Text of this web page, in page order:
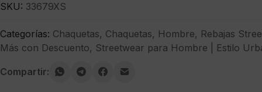
SKU: 33679XS
Categorías: Chaquetas, Chaquetas, Hombre, Rebajas
Más con Descuento, Streetwear para Hombre | Estilo
Compartir: